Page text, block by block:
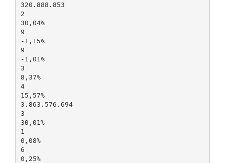
320.888.853
2
30,04%
9
-1,15%
9
-1,01%
3
8,37%
4
15,57%
3.863.576.694
3
30,01%
1
0,08%
6
0,25%